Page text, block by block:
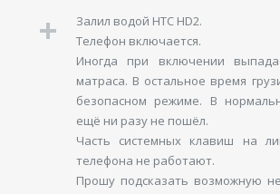
Залил водой HTC HD2.
Телефон включается.
Иногда при включении
матраса. В остальное время
безопасном режиме. В
ещё ни разу не пошёл.
Часть системных клавиш на
телефона не работают.
Прошу подсказать возможную